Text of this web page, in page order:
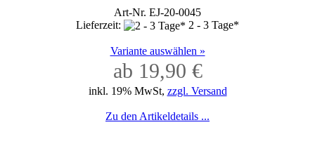
Art-Nr. EJ-20-0045
Lieferzeit:
2 - 3 Tage*
Variante auswählen »
ab 19,90 €
inkl. 19% MwSt, zzgl. Versand
Zu den Artikeldetails ...